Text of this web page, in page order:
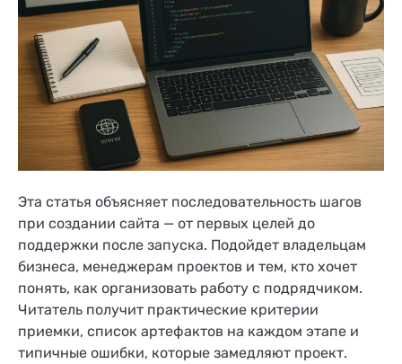
Эта статья объясняет последовательность шагов
при создании сайта — от первых целей до
поддержки после запуска. Подойдет владельцам
бизнеса, менеджерам проектов и тем, кто хочет
понять, как организовать работу с подрядчиком.
Читатель получит практические критерии
приемки, список артефактов на каждом этапе и
типичные ошибки, которые замедляют проект.